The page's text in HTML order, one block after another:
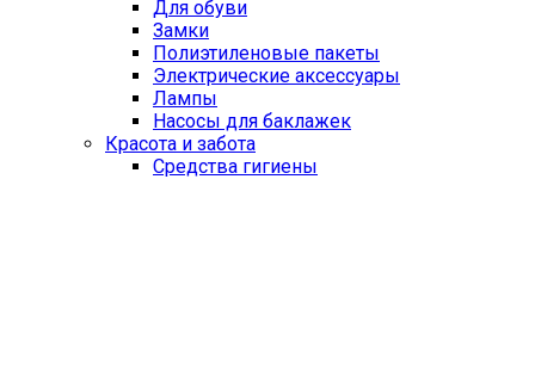
Для обуви
Замки
Полиэтиленовые пакеты
Электрические аксессуары
Лампы
Насосы для баклажек
Красота и забота
Средства гигиены